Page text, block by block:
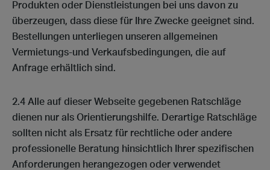
Produkten oder Dienstleistungen bei uns davon zu
überzeugen, dass diese für Ihre Zwecke geeignet sind.
Bestellungen unterliegen unseren allgemeinen
Vermietungs-und Verkaufsbedingungen, die auf
Anfrage erhältlich sind.
2.4 Alle auf dieser Webseite gegebenen Ratschläge
dienen nur als Orientierungshilfe. Derartige Ratschläge
sollten nicht als Ersatz für rechtliche oder andere
professionelle Beratung hinsichtlich Ihrer spezifischen
Anforderungen herangezogen oder verwendet